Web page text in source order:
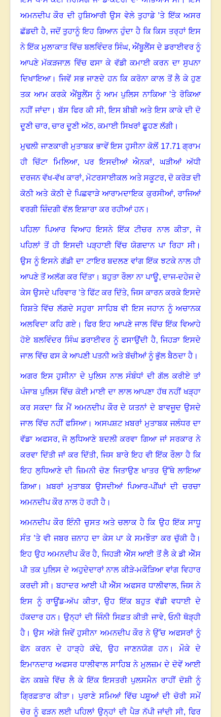
ਅਮਨਦੀਪ ਕੌਰ ਦੀ ਹੁਸ਼ਿਆਰੀ ਉਸ ਵੇਲੇ ਤੁਹਾਡੇ ’ਤੇ ਇੱਕ ਅਸਰ
ਛੱਡਦੀ ਹੈ, ਜਦੋਂ ਤੁਹਾਨੂੰ ਇਹ ਗਿਆਨ ਹੁੰਦਾ ਹੈ ਕਿ ਕਿਸ ਤਰ੍ਹਾਂ ਇਸ
ਨੇ ਇੱਕ ਮੁਲਾਕਾਤ ਵਿੱਚ ਬਲਵਿੰਦਰ ਸਿੰਘ, ਐਂਬੂਲੈਂਸ ਦੇ ਡਰਾਈਵਰ ਨੂੰ
ਆਪਣੇ ਮੱਕੜਜਾਲ਼ ਵਿੱਚ ਫਸਾ ਕੇ ਵੱਡੀ ਕਮਾਈ ਕਰਨ ਦਾ ਸੁਪਨਾ
ਦਿਖਾਇਆ।ਜਿਵੇਂ ਸਭ ਜਾਣਦੇ ਹਨ ਕਿ ਕਰੋਨਾ ਕਾਲ ਤੋਂ ਲੈ ਕੇ ਹੁਣ
ਤਕ ਆਮ ਕਰਕੇ ਐਂਬੂਲੈਂਸ ਨੂੰ ਆਮ ਪੁਲਿਸ ਨਾਕਿਆ ’ਤੇ ਰੋਕਿਆ
ਨਹੀਂ ਜਾਂਦਾ। ਬੱਸ ਫਿਰ ਕੀ ਸੀ,ਇਸ ਬੀਬੀ ਅਤੇ ਇਸ ਕਾਕੇ ਦੀ ਦੋ
ਦੂਣੀ ਚਾਰ, ਚਾਰ ਦੂਣੀ ਅੱਠ,ਕਮਾਈ ਸਿਖਰਾਂ ਛੂਹਣ ਲੱਗੀ।
ਮੁਢਲੀ ਜਾਣਕਾਰੀ ਮੁਤਾਬਕ ਭਾਵੇਂ ਇਸ ਹੁਸੀਨਾ ਕੋਲੋਂ 17.71 ਗ੍ਰਾਮ
ਹੀ ਚਿੱਟਾ ਮਿਲਿਆ,ਪਰ ਇਸਦੀਆਂ ਐਨਕਾਂ, ਘੜੀਆਂ ਅੱਧੀ
ਦਰਜਨ ਵੱਖ-ਵੱਖ ਕਾਰਾਂ,ਮੋਟਰਸਾਈਕਲ ਅਤੇ ਸਕੂਟਰ,ਦੋ ਕਰੋੜ ਦੀ
ਕੋਠੀ ਅਤੇ ਕੋਠੀ ਦੇ ਪਿਛਵਾੜੇ ਆਰਾਮਦਾਇਕ ਕੁਰਸੀਆਂ,ਰਾਜਿਆਂ
ਵਰਗੀ ਜ਼ਿੰਦਗੀ ਵੱਲ ਇਸ਼ਾਰਾ ਕਰ ਰਹੀਆਂ ਹਨ।
ਪਹਿਲਾ ਪਿਆਰ ਵਿਆਹ ਇਸਨੇ ਇੱਕ ਟੀਚਰ ਨਾਲ ਕੀਤਾ,ਜੋ
ਪਹਿਲਾਂ ਤੋਂ ਹੀ ਇਸਦੀ ਪੜ੍ਹਾਈ ਵਿੱਚ ਯੋਗਦਾਨ ਪਾ ਰਿਹਾ ਸੀ।
ਉਸ ਨੂੰ ਇਸਨੇ ਗੱਡੀ ਦਾ ਟਾਇਰ ਬਦਲਣ ਵਾਂਗ ਇੱਕ ਝਟਕੇ ਨਾਲ ਹੀ
ਆਪਣੇ ਤੋਂ ਅਲੱਗ ਕਰ ਦਿੱਤਾ। ਬਹੁਤਾ ਰੌਲਾ ਨਾ ਪਾਊ, ਦਾਜ-ਦਹੇਜ ਦੇ
ਕੇਸ ਉਸਦੇ ਪਰਿਵਾਰ ’ਤੇ ਫਿੱਟ ਕਰ ਦਿੱਤੇ, ਜਿਸ ਕਾਰਨ ਕਰਕੇ ਇਸਦੇ
ਰਿਸ਼ਤੇ ਵਿੱਚ ਲੱਗਦੇ ਸਹੁਰਾ ਸਾਹਿਬ ਵੀ ਇਸ ਜਹਾਨ ਨੂੰ ਅਚਾਨਕ
ਅਲਵਿਦਾ ਕਹਿ ਗਏ। ਫਿਰ ਇਹ ਆਪਣੇ ਜਾਲ ਵਿੱਚ ਇੱਕ ਵਿਆਹੇ
ਹੋਏ ਬਲਵਿੰਦਰ ਸਿੰਘ ਡਰਾਈਵਰ ਨੂੰ ਫਸਾਉਂਦੀ ਹੈ,ਜਿਹੜਾ ਇਸਦੇ
ਜਾਲ ਵਿੱਚ ਫਸ ਕੇ ਆਪਣੀ ਪਤਨੀ ਅਤੇ ਬੱਚੀਆਂ ਨੂੰ ਭੁੱਲ ਬੈਠਦਾ ਹੈ ।
ਅਗਰ ਇਸ ਹੁਸੀਨਾ ਦੇ ਪੁਲਿਸ ਨਾਲ ਸੰਬੰਧਾਂ ਦੀ ਗੱਲ ਕਰੀਏ ਤਾਂ
ਪੰਜਾਬ ਪੁਲਿਸ ਵਿੱਚ ਕੋਈ ਮਾਈ ਦਾ ਲਾਲ ਆਪਣਾ ਹੱਥ ਨਹੀਂ ਖੜ੍ਹਾ
ਕਰ ਸਕਦਾ ਕਿ ਮੈਂ ਅਮਨਦੀਪ ਕੌਰ ਦੇ ਯਤਨਾਂ ਦੇ ਬਾਵਜੂਦ ਉਸਦੇ
ਜਾਲ ਵਿੱਚ ਨਹੀਂ ਫਸਿਆ। ਅਸਪਸ਼ਟ ਖ਼ਬਰਾਂ ਮੁਤਾਬਕ ਜਲੰਧਰ ਦਾ
ਵੱਡਾ ਅਫਸਰ,ਜੋ ਲੁਧਿਆਣੇ ਬਦਲੀ ਕਰਵਾ ਗਿਆ ਜਾਂ ਸਰਕਾਰ ਨੇ
ਕਰਵਾ ਦਿੱਤੀ ਜਾਂ ਕਰ ਦਿੱਤੀ,ਜਿਸ ਬਾਰੇ ਇਹ ਵੀ ਇੱਕ ਰੌਲਾ ਹੈ ਕਿ
ਇਹ ਲੁਧਿਆਣੇ ਦੀ ਜ਼ਿਮਨੀ ਚੋਣ ਜਿਤਾਉਣ ਖਾਤਰ ਉੱਥੇ ਲਾਇਆ
ਗਿਆ।ਖ਼ਬਰਾਂ ਮੁਤਾਬਕ ਉਸਦੀਆਂ ਪਿਆਰ-ਪੀਂਘਾਂ ਦੀ ਚਰਚਾ
ਅਮਨਦੀਪ ਕੌਰ ਨਾਲ ਹੋ ਰਹੀ ਹੈ ।
ਅਮਨਦੀਪ ਕੌਰ ਇੰਨੀ ਚੁਸਤ ਅਤੇ ਚਲਾਕ ਹੈ ਕਿ ਉਹ ਇੱਕ ਸਾਧੂ
ਸੰਤ ’ਤੇ ਵੀ ਜਬਰ ਜ਼ਨਾਹ ਦਾ ਕੇਸ ਪਾ ਕੇ ਸਮਝੌਤਾ ਕਰ ਚੁੱਕੀ ਹੈ ।
ਇਹ ਉਹ ਅਮਨਦੀਪ ਕੌਰ ਹੈ, ਜਿਹੜੀ ਐੱਸ ਆਈ ਤੋਂ ਲੈ ਕੇ ਡੀ ਐੱਸ
ਪੀ ਤਕ ਪੁਲਿਸ ਦੇ ਅਹੁਦੇਦਾਰਾਂ ਨਾਲ ਕੀੜੇ-ਮਕੌੜਿਆ ਵਾਂਗ ਵਿਹਾਰ
ਕਰਦੀ ਸੀ।ਬਹਾਦਰ ਆਈ ਪੀ ਐੱਸ ਅਫਸਰ ਧਾਲੀਵਾਲ, ਜਿਸ ਨੇ
ਇਸ ਨੂੰ ਰਾਊਂਡ-ਅੱਪ ਕੀਤਾ,ਉਹ ਇੱਕ ਬਹੁਤ ਵੱਡੀ ਵਧਾਈ ਦੇ
ਹੱਕਦਾਰ ਹਨ। ਉਨ੍ਹਾਂ ਦੀ ਜਿੰਨੀ ਸਿਫ਼ਤ ਕੀਤੀ ਜਾਵੇ, ਓਨੀ ਥੋੜ੍ਹੀ
ਹੈ ।ਉਸ ਅੱਗੇ ਜਿਵੇਂ ਹੁਸੀਨਾ ਅਮਨਦੀਪ ਕੌਰ ਨੇ ਉੱਚ ਅਫਸਰਾਂ ਨੂੰ
ਫੋਨ ਕਰਨ ਦੇ ਹਾੜ੍ਹੇ ਕੱਢੇ, ਉਹ ਜਾਣਨਯੋਗ ਹਨ। ਮੌਕੇ ਦੇ
ਇਮਾਨਦਾਰ ਅਫਸਰ ਧਾਲੀਵਾਲ ਸਾਹਿਬ ਨੇ ਮੁਲਜ਼ਮ ਦੇ ਦੋਵੇਂ ਆਈ
ਫੋਨ ਕਬਜ਼ੇ ਵਿੱਚ ਲੈ ਕੇ ਇੱਕ ਇਸਤਰੀ ਪੁਲਸਮੈਨ ਰਾਹੀਂ ਦੋਸ਼ੀ ਨੂੰ
ਗ੍ਰਿਫ਼ਤਾਰ ਕੀਤਾ।ਪੁਰਾਣੇ ਸਮਿਆਂ ਵਿੱਚ ਪਸ਼ੂਆਂ ਦੀ ਚੋਰੀ ਸਮੇਂ
ਚੋਰ ਨੂੰ ਫੜਨ ਲਈ ਪਹਿਲਾਂ ਉਨ੍ਹਾਂ ਦੀ ਪੈੜ ਨੱਪੀ ਜਾਂਦੀ ਸੀ, ਫਿਰ